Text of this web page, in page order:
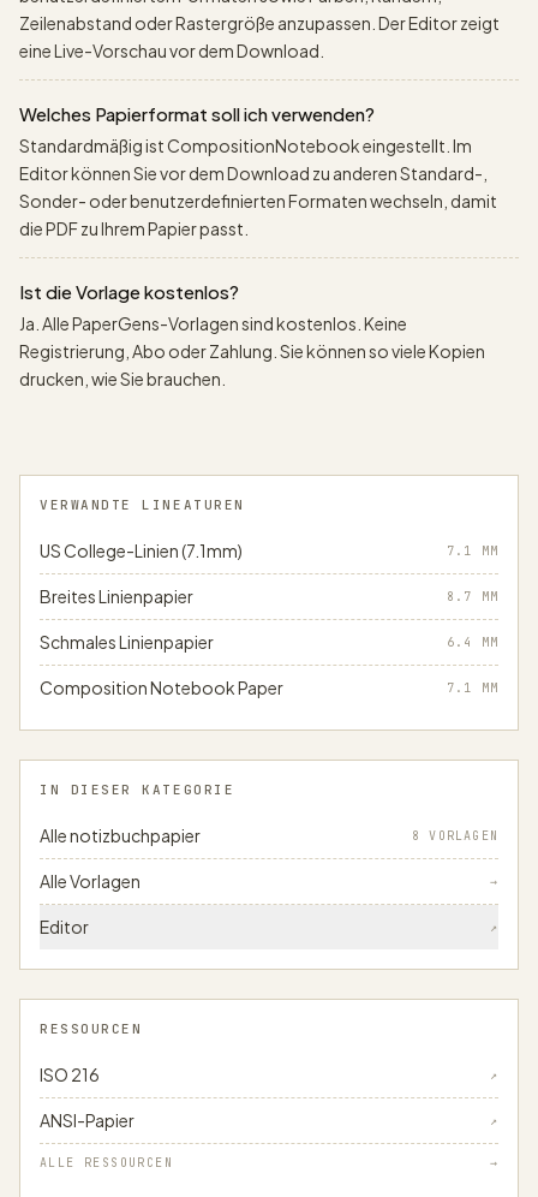
Zeilenabstand oder Rastergröße anzupassen. Der Editor zeigt
eine Live-Vorschau vor dem Download.
Welches Papierformat soll ich verwenden?
Standardmäßig ist CompositionNotebook eingestellt. Im
Editor können Sie vor dem Download zu anderen Standard-,
Sonder- oder benutzerdefinierten Formaten wechseln, damit
die PDF zu Ihrem Papier passt.
Ist die Vorlage kostenlos?
Ja. Alle PaperGens-Vorlagen sind kostenlos. Keine
Registrierung, Abo oder Zahlung. Sie können so viele Kopien
drucken, wie Sie brauchen.
VERWANDTE LINEATUREN
US College-Linien (7.1mm) 7.1 MM
Breites Linienpapier 8.7 MM
Schmales Linienpapier 6.4 MM
Composition Notebook Paper 7.1 MM
IN DIESER KATEGORIE
Alle notizbuchpapier 8 VORLAGEN
Alle Vorlagen →
Editor ↗
RESSOURCEN
ISO 216 ↗
ANSI-Papier ↗
ALLE RESSOURCEN →